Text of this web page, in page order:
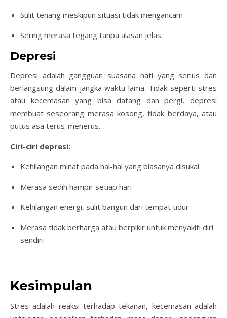
Sulit tenang meskipun situasi tidak mengancam
Sering merasa tegang tanpa alasan jelas
Depresi
Depresi adalah gangguan suasana hati yang serius dan
berlangsung dalam jangka waktu lama. Tidak seperti stres
atau kecemasan yang bisa datang dan pergi, depresi
membuat seseorang merasa kosong, tidak berdaya, atau
putus asa terus-menerus.
Ciri-ciri depresi:
Kehilangan minat pada hal-hal yang biasanya disukai
Merasa sedih hampir setiap hari
Kehilangan energi, sulit bangun dari tempat tidur
Merasa tidak berharga atau berpikir untuk menyakiti diri
sendiri
Kesimpulan
Stres adalah reaksi terhadap tekanan, kecemasan adalah